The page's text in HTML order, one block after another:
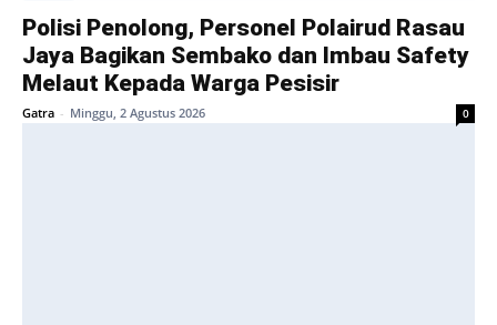
Polisi Penolong, Personel Polairud Rasau
Jaya Bagikan Sembako dan Imbau Safety
Melaut Kepada Warga Pesisir
Gatra - Minggu, 2 Agustus 2026 0